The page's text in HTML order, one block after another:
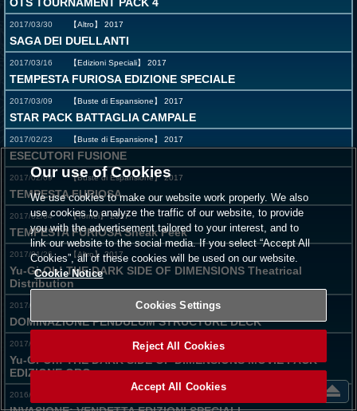
OTS TOURNAMENT PACK 4
2017/03/30 【Altro】 2017
SAGA DEI DUELLANTI
2017/03/16 【Edizioni Speciali】 2017
TEMPESTA FURIOSA EDIZIONE SPECIALE
2017/03/09 【Buste di Espansione】 2017
STAR PACK BATTAGLIA CAMPALE
2017/02/23 【Buste di Espansione】 2017
ESECUTORI FUSIONE
2017/02/09 【Buste di Espansione】 2017
TEMPESTA FURIOSA
2017/02/04 【Tornei】 2017
TEMPESTA FURIOSA Sneak Peek
2017/01/26 【Altro】 2017
Yu-Gi-Oh! THE DARK SIDE OF DIMENSIONS Theatrical
Distribution
2017/01/19 【Structure Decks】 2017
DOMINAZIONE PENDULUM STRUCTURE DECK
2017/01/12 【Edizioni Speciali】 2017
Yu-Gi-Oh! THE DARK SIDE OF DIMENSIONS MOVIE PACK
EDIZIONE ORO
2016/12/08 2016
Our use of Cookies
We use cookies to make our website work properly. We also
use cookies to analyze the traffic of our website, to provide
you with the advertisement tailored to your interest, and to
link our website to the social media. If you select “Accept All
Cookies”, all of these cookies will be used on our website.
Cookie Notice
Cookies Settings
Reject All Cookies
Accept All Cookies